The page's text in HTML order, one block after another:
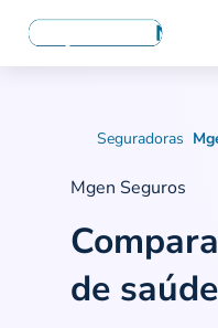
Seguradoras
Mgen Seguros
de